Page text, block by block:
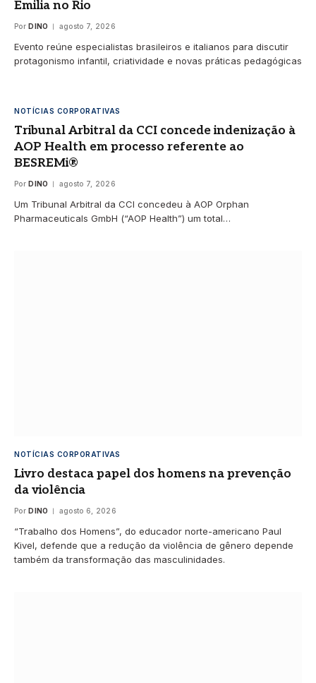
Emilia no Rio
Por DINO agosto 7, 2026
Evento reúne especialistas brasileiros e italianos para discutir
protagonismo infantil, criatividade e novas práticas pedagógicas
NOTÍCIAS CORPORATIVAS
Tribunal Arbitral da CCI concede indenização à
AOP Health em processo referente ao
BESREMi®
Por DINO agosto 7, 2026
Um Tribunal Arbitral da CCI concedeu à AOP Orphan
Pharmaceuticals GmbH (“AOP Health”) um total…
NOTÍCIAS CORPORATIVAS
Livro destaca papel dos homens na prevenção
da violência
Por DINO agosto 6, 2026
“Trabalho dos Homens”, do educador norte-americano Paul
Kivel, defende que a redução da violência de gênero depende
também da transformação das masculinidades.